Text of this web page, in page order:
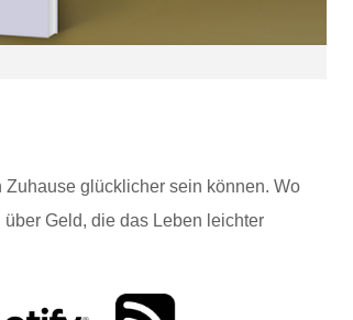
glücklicher sein können. Wo
Geld, die das Leben leichter